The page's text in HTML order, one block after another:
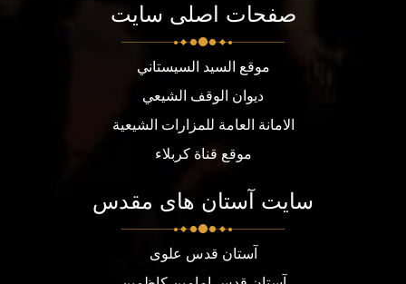
صفحات اصلی سایت
موقع السيد السيستاني
ديوان الوقف الشيعي
الامانة العامة للمزارات الشيعية
موقع قناة كربلاء
سایت آستان های مقدس
آستان قدس علوی